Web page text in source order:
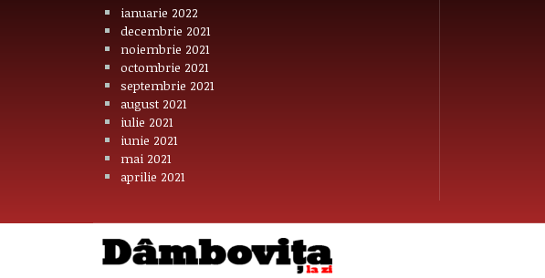
ianuarie 2022
decembrie 2021
noiembrie 2021
octombrie 2021
septembrie 2021
august 2021
iulie 2021
iunie 2021
mai 2021
aprilie 2021